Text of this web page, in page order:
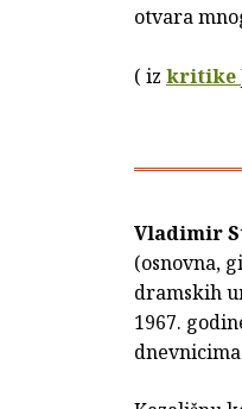
otvara
( iz kritike
Vladimir
(osnovna,
dramskih
1967.